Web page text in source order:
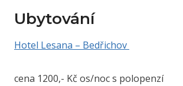
Ubytování
Hotel Lesana – Bedřichov
cena 1200,- Kč os/noc s polopenzí